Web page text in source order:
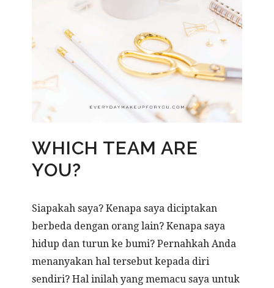
WHICH TEAM ARE
YOU?
Siapakah saya? Kenapa saya diciptakan
berbeda dengan orang lain? Kenapa saya
hidup dan turun ke bumi? Pernahkah Anda
menanyakan hal tersebut kepada diri
sendiri? Hal inilah yang memacu saya untuk